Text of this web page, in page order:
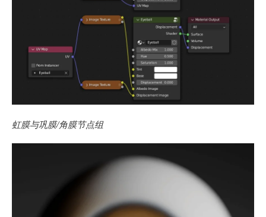
虹膜与巩膜/角膜节点组